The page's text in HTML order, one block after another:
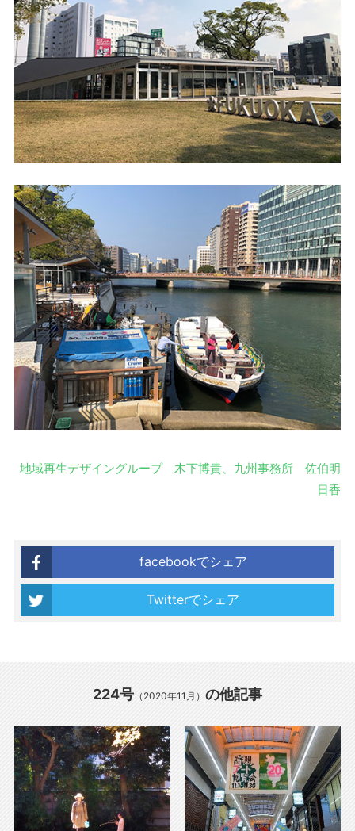
地域再生デザイングループ 木下博貴、九州事務所 佐伯明
日香
facebookでシェア
Twitterでシェア
224号 （2020年11月） の他記事